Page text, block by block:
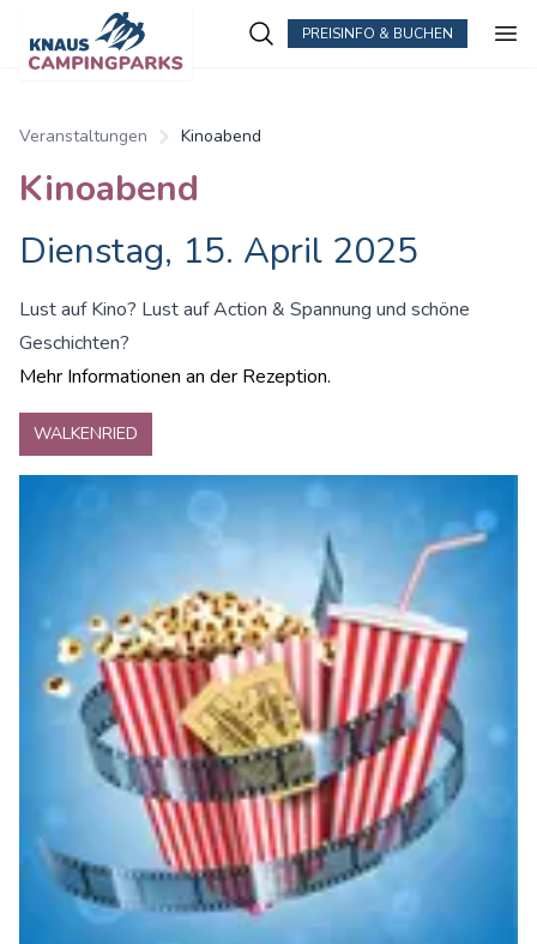
PREISINFO & BUCHEN
Veranstaltungen Kinoabend
Kinoabend
Dienstag, 15. April 2025
Lust auf Kino? Lust auf Action & Spannung und schöne
Geschichten?
Mehr Informationen an der Rezeption.
WALKENRIED